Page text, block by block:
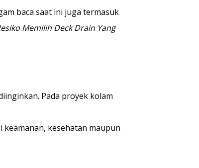
baca saat ini juga termasuk
Memilih Deck Drain Yang
Pada proyek kolam
kesehatan maupun